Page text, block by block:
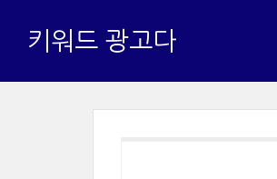
키워드 광고다